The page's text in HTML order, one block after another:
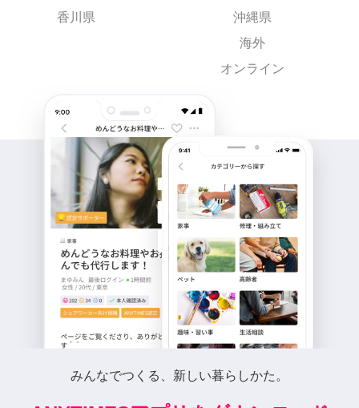
香川県
沖縄県
海外
オンライン
みんなでつくる、新しい暮らしかた。